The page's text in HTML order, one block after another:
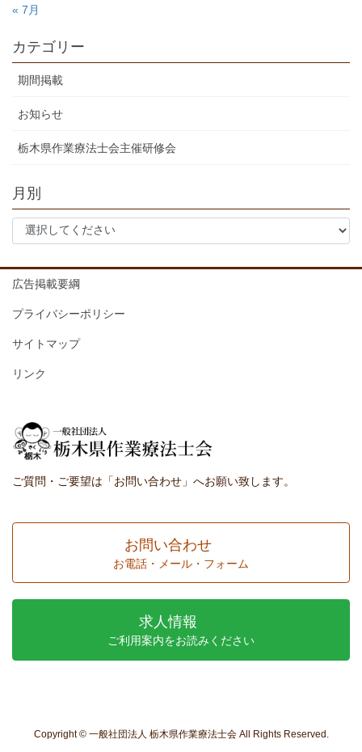
« 7月
カテゴリー
期間掲載
お知らせ
栃木県作業療法士会主催研修会
月別
広告掲載要綱
プライバシーポリシー
サイトマップ
リンク
ご質問・ご要望は「お問い合わせ」へお願い致します。
お問い合わせ
お電話・メール・フォーム
求人情報
ご利用案内をお読みください
Copyright © 一般社団法人 栃木県作業療法士会 All Rights Reserved.